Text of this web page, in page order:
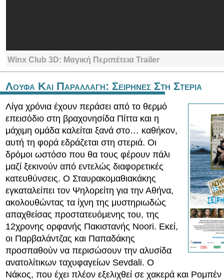
Winx Club 3D: Μαγική Περιπέτεια Trailer
Λουφα Και Παραλλαγη: Σειρηνες Στη Στερια
Λίγα χρόνια έχουν περάσει από το θερμό
επεισόδιο στη βραχονησίδα Πίττα και η
μάχιμη ομάδα καλείται ξανά στο… καθήκον,
αυτή τη φορά εδράζεται στη στεριά. Οι
δρόμοι ωστόσο που θα τους φέρουν πάλι
μαζί ξεκινούν από εντελώς διαφορετικές
κατευθύνσεις. Ο Σταυρακομαθιακάκης
εγκαταλείπει τον Ψηλορείτη για την Αθήνα,
ακολουθώντας τα ίχνη της μυστηριωδώς
απαχθείσας προστατευόμενης του, της
12χρονης ορφανής Πακιστανής Noori. Εκεί,
οι Παρβαλάντζας και Παπαδάκης
προσπαθούν να περισώσουν την αλυσίδα
ανατολίτικων ταχυφαγείων Sevdali. Ο
Νάκος, που έχει πλέον εξελιχθεί σε χακερά και